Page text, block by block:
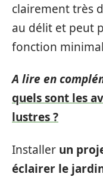
clairement très
au délit et peut
fonction
A lire en
quels sont les
lustres ?
Installer un
éclairer le